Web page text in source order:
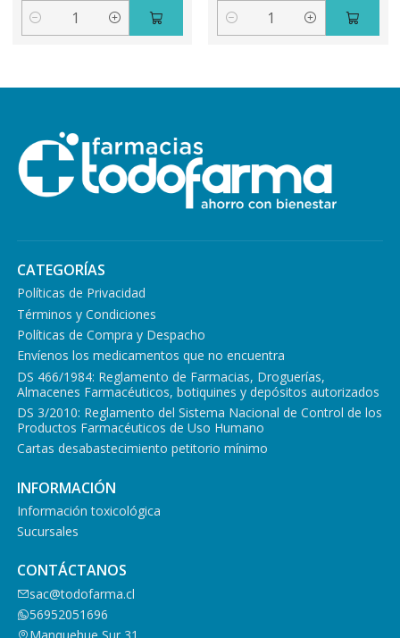
Cantidad Cantidad
CATEGORÍAS
Políticas de Privacidad
Términos y Condiciones
Políticas de Compra y Despacho
Envíenos los medicamentos que no encuentra
DS 466/1984: Reglamento de Farmacias, Droguerías,
Almacenes Farmacéuticos, botiquines y depósitos autorizados
DS 3/2010: Reglamento del Sistema Nacional de Control de los
Productos Farmacéuticos de Uso Humano
Cartas desabastecimiento petitorio mínimo
INFORMACIÓN
Información toxicológica
Sucursales
CONTÁCTANOS
sac@todofarma.cl
56952051696